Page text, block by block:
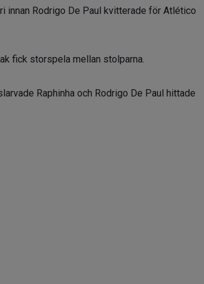
innan Rodrigo De Paul kvitterade för Atlético
fick storspela mellan stolparna.
Raphinha och Rodrigo De Paul hittade